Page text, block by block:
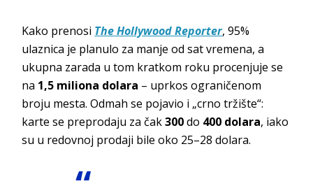
Kako prenosi The Hollywood Reporter, 95%
ulaznica je planulo za manje od sat vremena, a
ukupna zarada u tom kratkom roku procenjuje se
na 1,5 miliona dolara – uprkos ograničenom
broju mesta. Odmah se pojavio i „crno tržište“:
karte se preprodaju za čak300do 400 dolara, iako
su u redovnoj prodaji bile oko 25–28 dolara.